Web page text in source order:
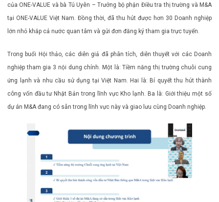
của ONE-VALUE và bà Tú Uyên – Trưởng bộ phận Điều tra thị trường và M&A
tại ONE-VALUE Việt Nam. Đồng thời, đã thu hút được hơn 30 Doanh nghiệp
lớn nhỏ khắp cả nước quan tâm và gửi đơn đăng ký tham gia trực tuyến.
Trong buổi Hội thảo, các diễn giả đã phân tích, diễn thuyết với các Doanh
nghiệp tham gia 3 nội dung chính. Một là: Tiềm năng thị trường chuỗi cung
ứng lạnh và nhu cầu sử dụng tại Việt Nam. Hai là: Bí quyết thu hút thành
công vốn đầu tư Nhật Bản trong lĩnh vực Kho lạnh. Ba là: Giới thiệu một số
dự án M&A đang có sẵn trong lĩnh vực này và giao lưu cùng Doanh nghiệp.